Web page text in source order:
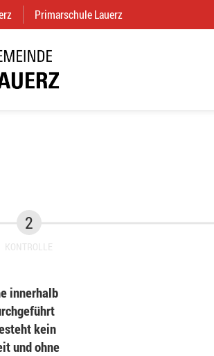
(External Link)
Primarschule Lauerz
KONTROLLE
innerhalb
kein
und ohne